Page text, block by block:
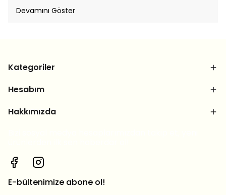
Devamını Göster
Kategoriler
Hesabım
Hakkımızda
E-bültenimize abone ol!